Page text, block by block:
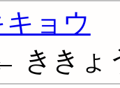
キョウ
ききょ